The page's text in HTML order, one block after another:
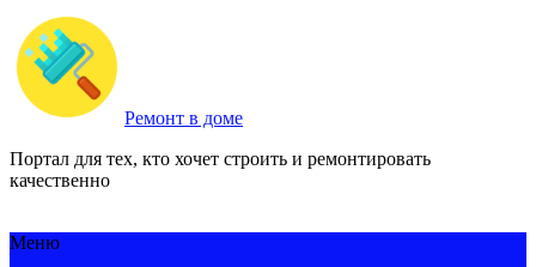
Ремонт в доме
Портал для тех, кто хочет строить и ремонтировать
качественно
Меню